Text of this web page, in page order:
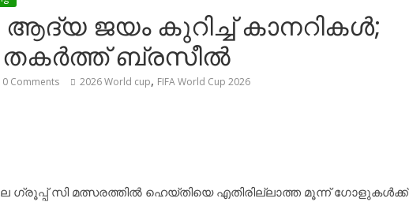
ജയം കുറിച്ച് കാനറികൾ;
ബ്രസീൽ
0 Comments 2026 World cup, FIFA World Cup 2026
ഗ്രൂപ്പ് സി മത്സരത്തിൽ ഹെയ്തിയെ എതിരില്ലാത്ത മൂന്ന് ഗോളുകൾക്ക്